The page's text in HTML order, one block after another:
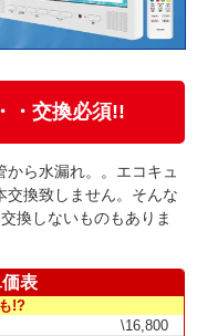
・交換必須!!
ら水漏れ。。エコキュ
交換致しません。そんな
換しないものもありま
表
!?
\16,800